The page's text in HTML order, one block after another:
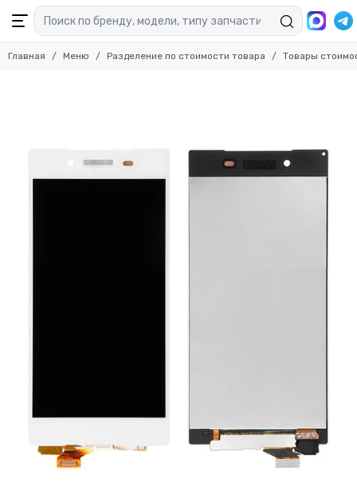
Главная Меню Разделение по стоимости товара Товары